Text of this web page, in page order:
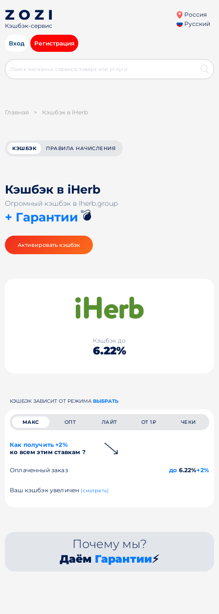
Кэшбэк-сервис
Россия
Русский
Вход Регистрация
Главная > Кэшбэк в iHerb
КЭШБЭК ПРАВИЛА НАЧИСЛЕНИЯ
Кэшбэк в iHerb
Огромный кэшбэк в Iherb.group
+ Гарантии 💣
Активировать кэшбэк
Кэшбэк до
6.22%
КЭШБЭК ЗАВИСИТ ОТ РЕЖИМА ВЫБРАТЬ
МАКС ОПТ ЛАЙТ ОТ 1₽ ЧЕКИ
Как получить +2%
ко всем этим ставкам ?
Оплаченный заказ до 6.22%+2%
Ваш кэшбэк увеличен (смотреть)
Почему мы?
Даём Гарантии⚡